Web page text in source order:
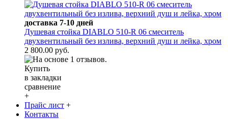
доставка 7-10 дней
Душевая стойка DIABLO 510-R 06 смеситель
двухвентильный без излива, верхний душ и лейка, хром
2 800.00 руб.
Купить
в закладки
сравнение
+
Прайс лист +
Контакты